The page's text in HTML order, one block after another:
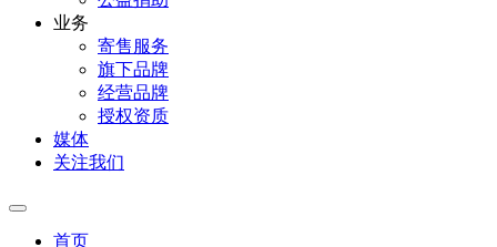
业务
寄售服务
旗下品牌
经营品牌
授权资质
媒体
关注我们
首页